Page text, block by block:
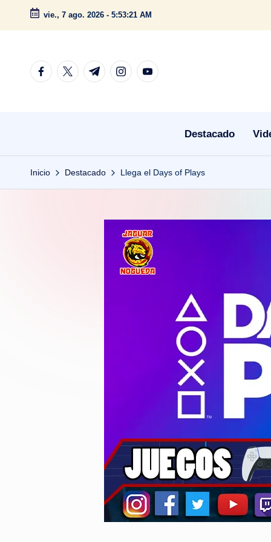
Saltar
contenido
vie., 7 ago. 2026 - 5:53:22 AM
facebook.com
twitter.com
t.me instagram.com
youtube.com
Destacado
Inicio Destacado Llega el Days of Plays